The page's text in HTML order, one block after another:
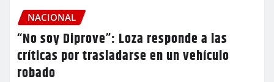
NACIONAL
“No soy Diprove”: Loza responde a las
críticas por trasladarse en un vehículo
robado